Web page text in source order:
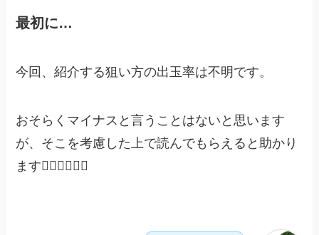
最初に…
今回、紹介する狙い方の出玉率は不明です。
おそらくマイナスと言うことはないと思います
が、そこを考慮した上で読んでもらえると助かり
ます🙇‍♀️🙇‍♀️🙇‍♀️